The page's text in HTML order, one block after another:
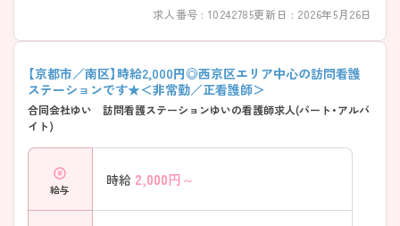
求人番号 : 10242785更新日 : 2026年5月26日
【京都市／南区】時給2,000円◎西京区エリア中心の訪問看護
ステーションです★＜非常勤／正看護師＞
合同会社ゆい 訪問看護ステーションゆいの看護師求人(パート・アルバ
イト)
給与
時給 2,000円～